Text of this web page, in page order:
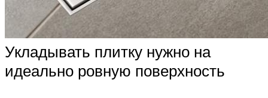
Укладывать плитку нужно на
идеально ровную поверхность